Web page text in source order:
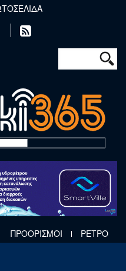
Φόρμα
Αναζήτηση
ΠΡΟΟΡΙΣΜΟΙ ΡΕΤΡΟ